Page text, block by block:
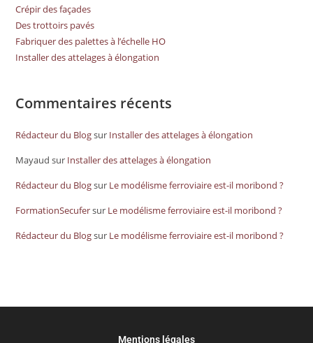
Crépir des façades
Des trottoirs pavés
Fabriquer des palettes à l’échelle HO
Installer des attelages à élongation
Commentaires récents
Rédacteur du Blogsur Installer des attelages à élongation
Mayaud sur Installer des attelages à élongation
Rédacteur du Blogsur Le modélisme ferroviaire est-il moribond ?
FormationSecufersur Le modélisme ferroviaire est-il moribond ?
Rédacteur du Blogsur Le modélisme ferroviaire est-il moribond ?
Mentions légales